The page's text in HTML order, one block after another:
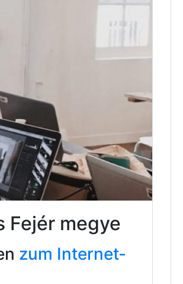
Fejér megye
zum Internet-